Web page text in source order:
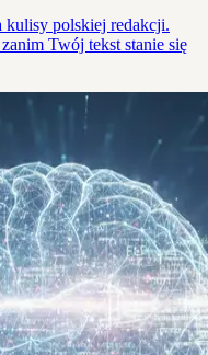
kulisy polskiej redakcji.
Twój tekst stanie się